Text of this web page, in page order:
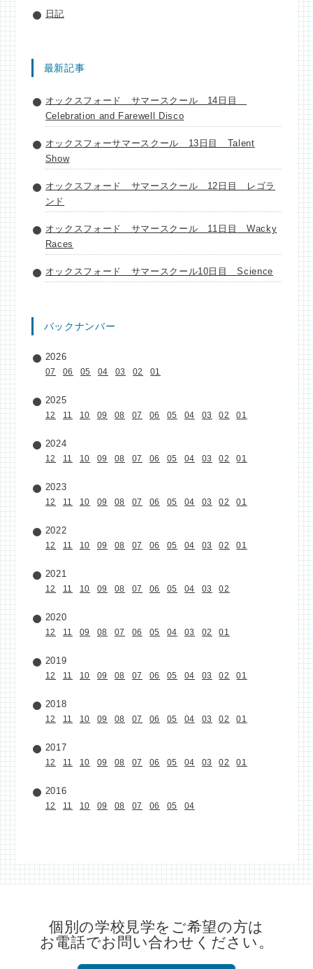
日記
最新記事
オックスフォード サマースクール 14日目
Celebration and Farewell Disco
オックスフォーサマースクール 13日目 Talent
Show
オックスフォード サマースクール 12日目 レゴラ
ンド
オックスフォード サマースクール 11日目 Wacky
Races
オックスフォード サマースクール10日目 Science
バックナンバー
2026
07 06 05 04 03 02 01
2025
12 11 10 09 08 07 06 05 04 03 02 01
2024
12 11 10 09 08 07 06 05 04 03 02 01
2023
12 11 10 09 08 07 06 05 04 03 02 01
2022
12 11 10 09 08 07 06 05 04 03 02 01
2021
12 11 10 09 08 07 06 05 04 03 02
2020
12 11 09 08 07 06 05 04 03 02 01
2019
12 11 10 09 08 07 06 05 04 03 02 01
2018
12 11 10 09 08 07 06 05 04 03 02 01
2017
12 11 10 09 08 07 06 05 04 03 02 01
2016
12 11 10 09 08 07 06 05 04
個別の学校見学をご希望の方は
お電話でお問い合わせください。